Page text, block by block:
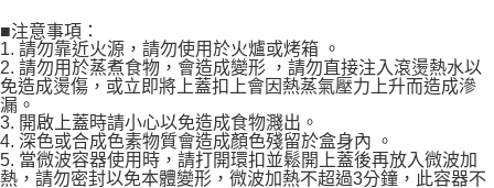
■注意事項：
1. 請勿靠近火源，請勿使用於火爐或烤箱 。
2. 請勿用於蒸煮食物，會造成變形 ，請勿直接注入滾燙熱水以
免造成燙傷，或立即將上蓋扣上會因熱蒸氣壓力上升而造成滲
漏。
3. 開啟上蓋時請小心以免造成食物濺出。
4. 深色或合成色素物質會造成顏色殘留於盒身內 。
5. 當微波容器使用時，請打開環扣並鬆開上蓋後再放入微波加
熱，請勿密封以免本體變形，微波加熱不超過3分鐘，此容器不